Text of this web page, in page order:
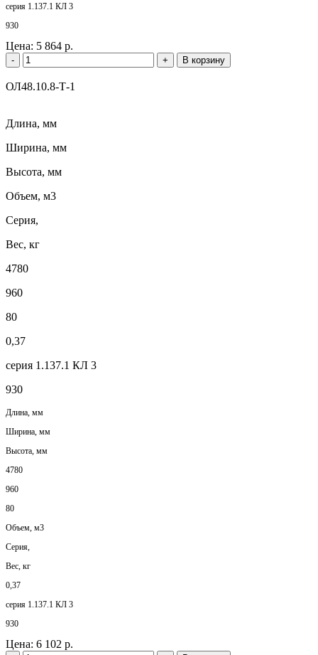
серия 1.137.1 КЛ 3
930
Цена: 5 864 р.
- + В корзину
ОЛ48.10.8-Т-1
Длина, мм
Ширина, мм
Высота, мм
Объем, м3
Серия,
Вес, кг
4780
960
80
0,37
серия 1.137.1 КЛ 3
930
Длина, мм
Ширина, мм
Высота, мм
4780
960
80
Объем, м3
Серия,
Вес, кг
0,37
серия 1.137.1 КЛ 3
930
Цена: 6 102 р.